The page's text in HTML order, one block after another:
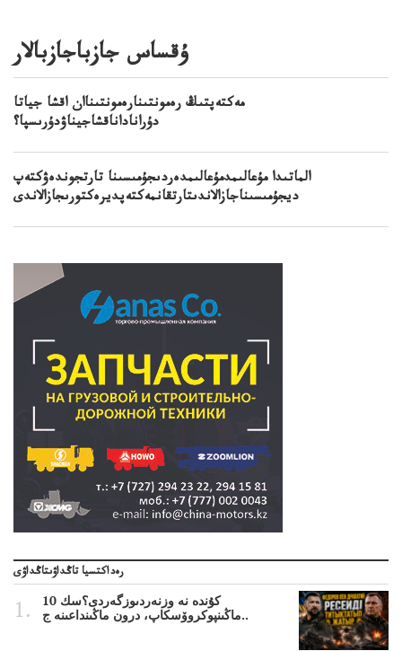
ۇقساس جازباجازبالار
مەكتەپتىڭ رەمونتىنارەمونتىناان اقشا جياتا
دۇراناداناقشاجيناۋدۇرىسپا؟
الماتىدا مۇعالىمدمۇعالىمدەردىجۇمىسىنا تارتجوندەۋكتەپ
ديجۇمىسىناجازالاندىتارتقانمەكتەپديرەكتورىجازالاندى
رەداكتسيا تاڭداۋىتاڭداۋى
10 كۇندە نە وزنەردىوزگەردى؟سك
ماڭىنپوكروۆسكاپ، درون ماڭىنداعىنە ج..